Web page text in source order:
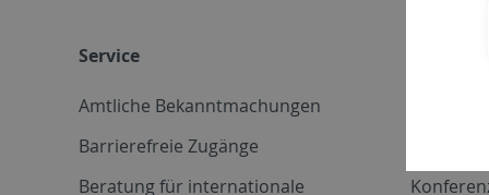
Service
Amtliche Bekanntmachungen
Barrierefreie Zugänge
Beratung für internationale